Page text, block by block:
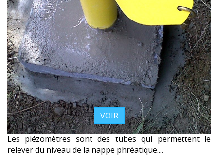
VOIR
Les piézomètres sont des tubes qui permettent le
relever du niveau de la nappe phréatique....